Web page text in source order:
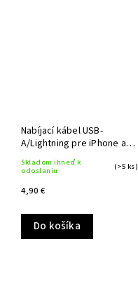
Nabíjací kábel USB-
A/Lightning pre iPhone a
iPad 1 m
Skladom ihneď k
odoslaniu
(>5 ks)
4,90 €
Do košíka